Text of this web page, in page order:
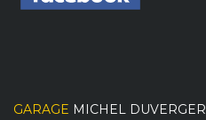
GARAGE MICHEL DUVERGER